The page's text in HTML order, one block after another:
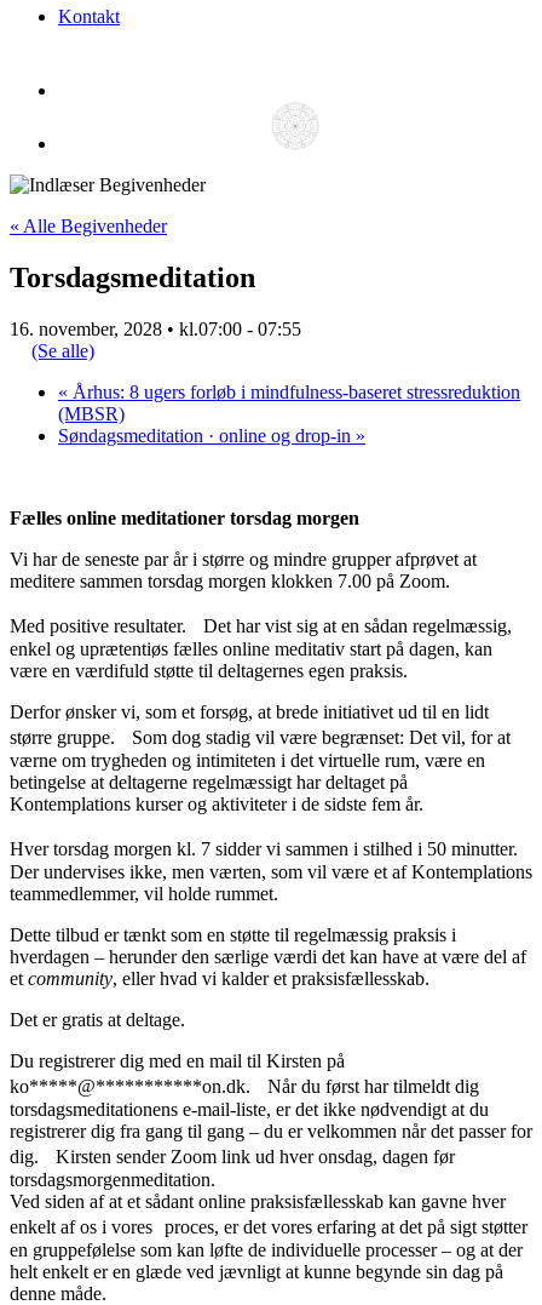
Kontakt
« Alle Begivenheder
Torsdagsmeditation
16. november, 2028 • kl.07:00 - 07:55
(Se alle)
« Århus: 8 ugers forløb i mindfulness-baseret stressreduktion
(MBSR)
Søndagsmeditation · online og drop-in »
Fælles online meditationer torsdag morgen
Vi har de seneste par år i større og mindre grupper afprøvet at
meditere sammen torsdag morgen klokken 7.00 på Zoom.
Med positive resultater. Det har vist sig at en sådan regelmæssig,
enkel og uprætentiøs fælles online meditativ start på dagen, kan
være en værdifuld støtte til deltagernes egen praksis.
Derfor ønsker vi, som et forsøg, at brede initiativet ud til en lidt
større gruppe. Som dog stadig vil være begrænset: Det vil, for at
værne om trygheden og intimiteten i det virtuelle rum, være en
betingelse at deltagerne regelmæssigt har deltaget på
Kontemplations kurser og aktiviteter i de sidste fem år.
Hver torsdag morgen kl. 7 sidder vi sammen i stilhed i 50 minutter.
Der undervises ikke, men værten, som vil være et af Kontemplations
teammedlemmer, vil holde rummet.
Dette tilbud er tænkt som en støtte til regelmæssig praksis i
hverdagen – herunder den særlige værdi det kan have at være del af
et community, eller hvad vi kalder et praksisfællesskab.
Det er gratis at deltage.
Du registrerer dig med en mail til Kirsten på
ko*****@***********on.dk. Når du først har tilmeldt dig
torsdagsmeditationens e-mail-liste, er det ikke nødvendigt at du
registrerer dig fra gang til gang – du er velkommen når det passer for
dig. Kirsten sender Zoom link ud hver onsdag, dagen før
torsdagsmorgenmeditation.
Ved siden af at et sådant online praksisfællesskab kan gavne hver
enkelt af os i vores proces, er det vores erfaring at det på sigt støtter
en gruppefølelse som kan løfte de individuelle processer – og at der
helt enkelt er en glæde ved jævnligt at kunne begynde sin dag på
denne måde.